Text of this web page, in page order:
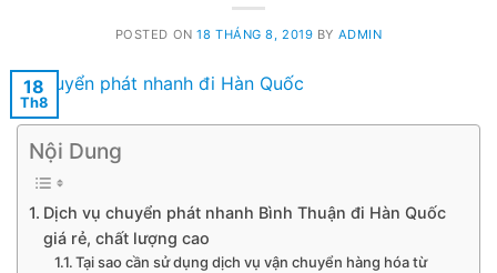
POSTED ON18 THÁNG 8, 2019 BY ADMIN
18
Th8
Nội Dung
Dịch vụ chuyển phát nhanh Bình Thuận đi Hàn Quốc
giá rẻ, chất lượng cao
Tại sao cần sử dụng dịch vụ vận chuyển hàng hóa từ